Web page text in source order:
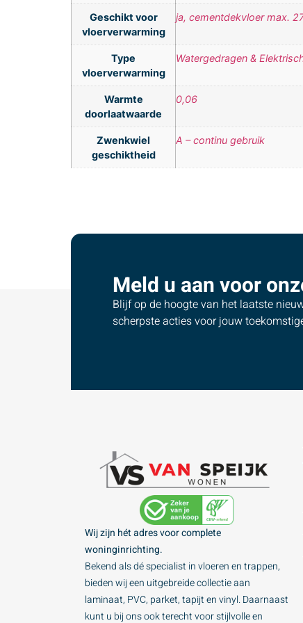
Geschikt voor
vloerverwarming
ja, cementdekvloer max.
Type
vloerverwarming
Watergedragen &
Warmte
doorlaatwaarde
0,06
Zwenkwiel
geschiktheid
A – continu gebruik
Meld u aan voor
Blijf op de hoogte van het laatste
scherpste acties voor jouw
Wij zijn hét adres voor complete
woninginrichting.
Bekend als dé specialist in vloeren en trappen,
bieden wij een uitgebreide collectie aan
laminaat, PVC, parket, tapijt en vinyl. Daarnaast
kunt u bij ons ook terecht voor stijlvolle en